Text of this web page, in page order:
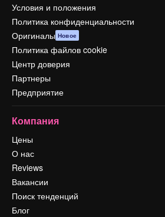
Условия и положения
Политика конфиденциальности
Оригиналы Новое
Политика файлов cookie
Центр доверия
Партнеры
Предприятие
Компания
Цены
О нас
Reviews
Вакансии
Поиск тенденций
Блог